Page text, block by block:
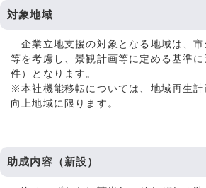
対象地域
企業立地支援の対象となる地域は、
等を考慮し、景観計画等に定める基準
件）となります。
※本社機能移転については、地域再生計
向上地域に限ります。
助成内容（新設）